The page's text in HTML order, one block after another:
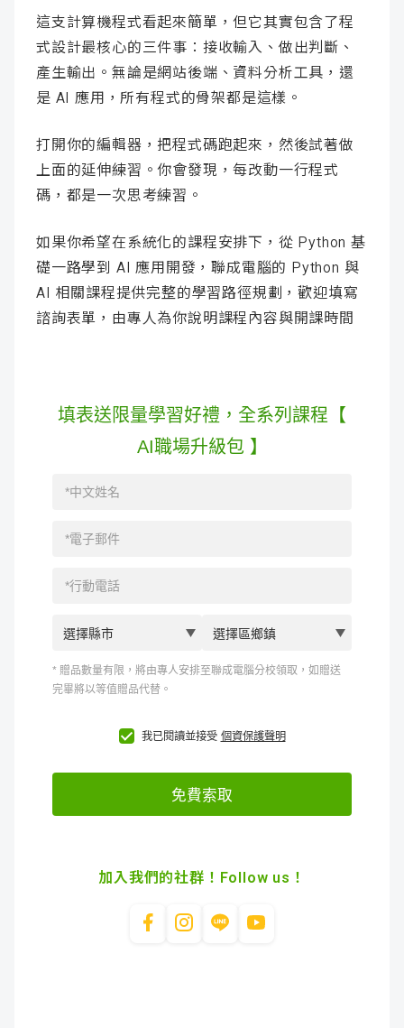
這支計算機程式看起來簡單，但它其實包含了程
式設計最核心的三件事：接收輸入、做出判斷、
產生輸出。無論是網站後端、資料分析工具，還
是 AI 應用，所有程式的骨架都是這樣。
打開你的編輯器，把程式碼跑起來，然後試著做
上面的延伸練習。你會發現，每改動一行程式
碼，都是一次思考練習。
如果你希望在系統化的課程安排下，從 Python 基
礎一路學到 AI 應用開發，聯成電腦的 Python 與
AI 相關課程提供完整的學習路徑規劃，歡迎填寫
諮詢表單，由專人為你說明課程內容與開課時間
加入我們的社群！Follow us！